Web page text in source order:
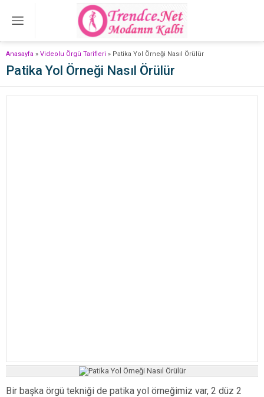
Anasayfa » Videolu Örgü Tarifleri » Patika Yol Örneği Nasıl Örülür
Patika Yol Örneği Nasıl Örülür
Bir başka örgü tekniği de patika yol örneğimiz var, 2 düz 2